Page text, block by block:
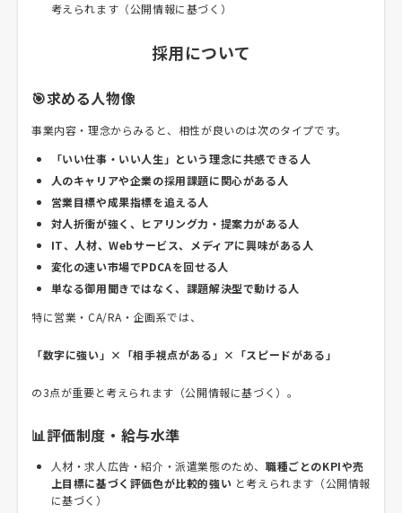
考えられます（公開情報に基づく）
採用について
🎯求める人物像
事業内容・理念からみると、相性が良いのは次のタイプです。
「いい仕事・いい人生」という理念に共感できる人
人のキャリアや企業の採用課題に関心がある人
営業目標や成果指標を追える人
対人折衝が強く、ヒアリング力・提案力がある人
IT、人材、Webサービス、メディアに興味がある人
変化の速い市場でPDCAを回せる人
単なる御用聞きではなく、課題解決型で動ける人
特に営業・CA/RA・企画系では、
「数字に強い」×「相手視点がある」×「スピードがある」
の3点が重要と考えられます（公開情報に基づく）。
📊評価制度・給与水準
人材・求人広告・紹介・派遣業態のため、 職種ごとのKPIや売
上目標に基づく評価色が比較的強い と考えられます（公開情報
に基づく）